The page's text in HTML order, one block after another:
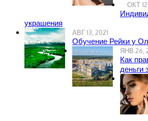
ОКТ
украшения
АВГ 13, 2021
Обучение Рейки у
ЯНВ 26,
Как
деньги